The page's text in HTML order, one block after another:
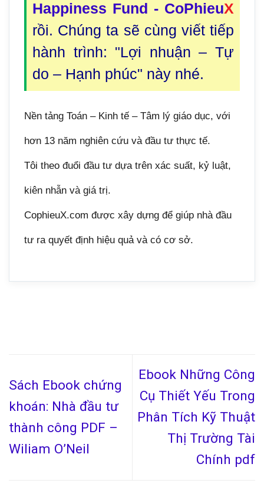
Happiness Fund - CoPhieuX
rồi. Chúng ta sẽ cùng viết tiếp
hành trình: "Lợi nhuận – Tự
do – Hạnh phúc" này nhé.
Nền tảng Toán – Kinh tế – Tâm lý giáo dục, với
hơn 13 năm nghiên cứu và đầu tư thực tế.
Tôi theo đuổi đầu tư dựa trên xác suất, kỷ luật,
kiên nhẫn và giá trị.
CophieuX.com được xây dựng để giúp nhà đầu
tư ra quyết định hiệu quả và có cơ sở.
Sách Ebook chứng
khoán: Nhà đầu tư
thành công PDF –
Wiliam O’Neil
Ebook Những Công
Cụ Thiết Yếu Trong
Phân Tích Kỹ Thuật
Thị Trường Tài
Chính pdf